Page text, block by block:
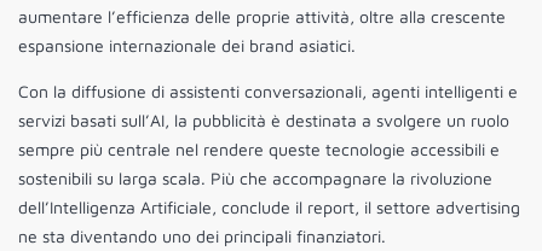
aumentare l’efficienza delle proprie attività, oltre alla crescente
espansione internazionale dei brand asiatici.
Con la diffusione di assistenti conversazionali, agenti intelligenti e
servizi basati sull’AI, la pubblicità è destinata a svolgere un ruolo
sempre più centrale nel rendere queste tecnologie accessibili e
sostenibili su larga scala. Più che accompagnare la rivoluzione
dell’Intelligenza Artificiale, conclude il report, il settore advertising
ne sta diventando uno dei principali finanziatori.